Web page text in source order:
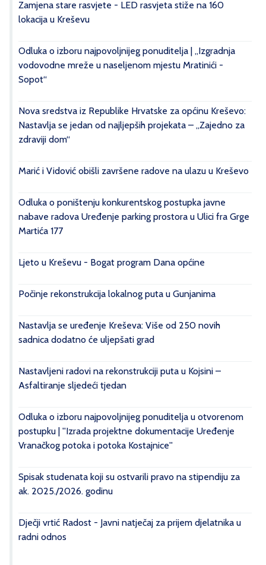
Zamjena stare rasvjete - LED rasvjeta stiže na 160
lokacija u Kreševu
Odluka o izboru najpovoljnijeg ponuditelja | „Izgradnja
vodovodne mreže u naseljenom mjestu Mratinići -
Sopot“
Nova sredstva iz Republike Hrvatske za općinu Kreševo:
Nastavlja se jedan od najljepših projekata – „Zajedno za
zdraviji dom“
Marić i Vidović obišli završene radove na ulazu u Kreševo
Odluka o poništenju konkurentskog postupka javne
nabave radova Uređenje parking prostora u Ulici fra Grge
Martića 177
Ljeto u Kreševu - Bogat program Dana općine
Počinje rekonstrukcija lokalnog puta u Gunjanima
Nastavlja se uređenje Kreševa: Više od 250 novih
sadnica dodatno će uljepšati grad
Nastavljeni radovi na rekonstrukciji puta u Kojsini –
Asfaltiranje sljedeći tjedan
Odluka o izboru najpovoljnijeg ponuditelja u otvorenom
postupku | ''Izrada projektne dokumentacije Uređenje
Vranačkog potoka i potoka Kostajnice''
Spisak studenata koji su ostvarili pravo na stipendiju za
ak. 2025./2026. godinu
Dječji vrtić Radost - Javni natječaj za prijem djelatnika u
radni odnos